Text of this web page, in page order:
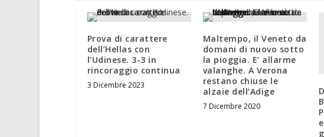
Prova di carattere
dell’Hellas con
l’Udinese. 3-3 in
rincoraggio continua
3 Dicembre 2023
Maltempo, il Veneto da
domani di nuovo sotto
la pioggia. E’ allarme
valanghe. A Verona
restano chiuse le
alzaie dell’Adige
7 Dicembre 2020